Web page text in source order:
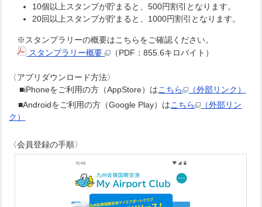
10個以上スタンプが貯まると、500円割引となります。
20回以上スタンプが貯まると、1000円割引となります。
※スタンプラリーの概要はこちらをご確認ください。
スタンプラリー概要
（PDF：855.6キロバイト）
〈アプリダウンロード方法〉
■iPhoneをご利用の方（AppStore）はこちら
（外部リンク）
■Androidをご利用の方（Google Play）はこちら
（外部リン
ク）
〈会員登録の手順〉